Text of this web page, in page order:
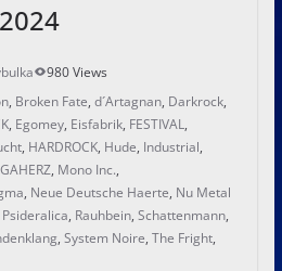
980 Views
, Broken Fate, d´Artagnan, Darkrock,
, Egomey, Eisfabrik, FESTIVAL,
, HARDROCK, Hude, Industrial,
, Mono Inc.,
, Neue Deutsche Haerte, Nu Metal
Psideralica, Rauhbein, Schattenmann,
, System Noire, The Fright,